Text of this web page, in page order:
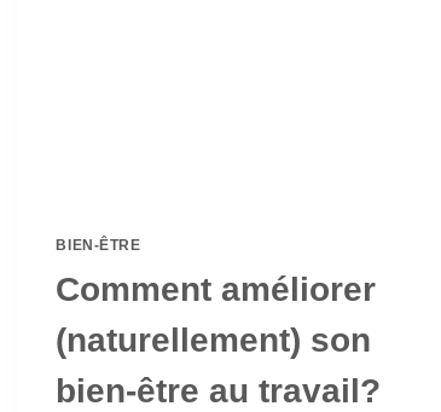
BIEN-ÊTRE
Comment améliorer
(naturellement) son
bien-être au travail?